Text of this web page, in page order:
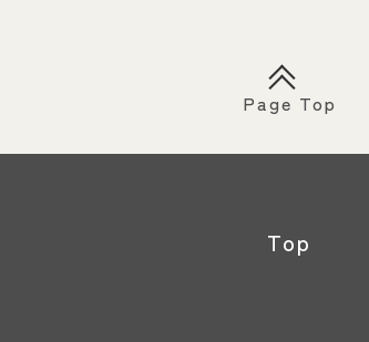
Page Top
Top